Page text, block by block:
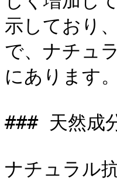
示しており
で、ナチュ
にあります。
### 天然成
ナチュラル